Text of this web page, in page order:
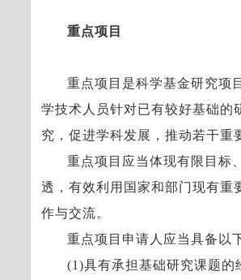
重点项目
重点项目是科学基金研究项
学技术人员针对已有较好基础的
究，促进学科发展，推动若干重
重点项目应当体现有限目标
透，有效利用国家和部门现有重
作与交流。
重点项目申请人应当具备以
(1)具有承担基础研究课题的